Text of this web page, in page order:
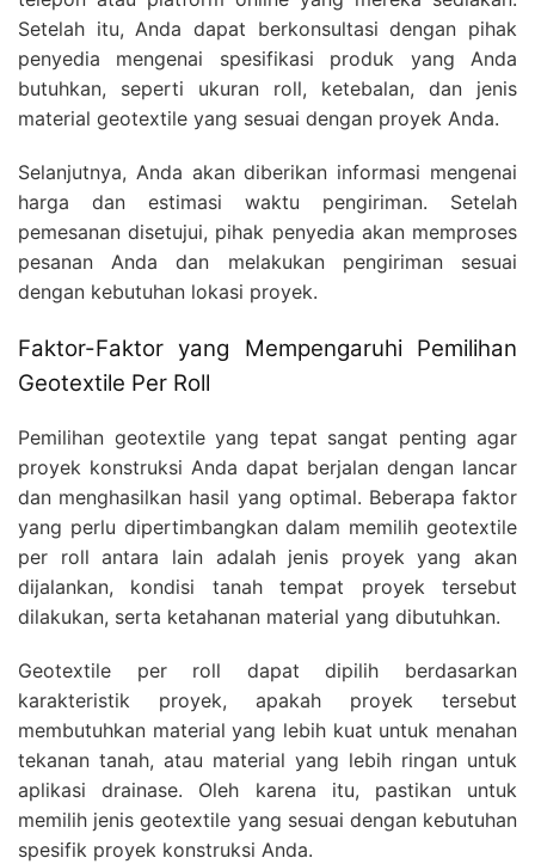
Setelah itu, Anda dapat berkonsultasi dengan pihak
penyedia mengenai spesifikasi produk yang Anda
butuhkan, seperti ukuran roll, ketebalan, dan jenis
material geotextile yang sesuai dengan proyek Anda.
Selanjutnya, Anda akan diberikan informasi mengenai
harga dan estimasi waktu pengiriman. Setelah
pemesanan disetujui, pihak penyedia akan memproses
pesanan Anda dan melakukan pengiriman sesuai
dengan kebutuhan lokasi proyek.
Faktor-Faktor yang Mempengaruhi Pemilihan
Geotextile Per Roll
Pemilihan geotextile yang tepat sangat penting agar
proyek konstruksi Anda dapat berjalan dengan lancar
dan menghasilkan hasil yang optimal. Beberapa faktor
yang perlu dipertimbangkan dalam memilih geotextile
per roll antara lain adalah jenis proyek yang akan
dijalankan, kondisi tanah tempat proyek tersebut
dilakukan, serta ketahanan material yang dibutuhkan.
Geotextile per roll dapat dipilih berdasarkan
karakteristik proyek, apakah proyek tersebut
membutuhkan material yang lebih kuat untuk menahan
tekanan tanah, atau material yang lebih ringan untuk
aplikasi drainase. Oleh karena itu, pastikan untuk
memilih jenis geotextile yang sesuai dengan kebutuhan
spesifik proyek konstruksi Anda.